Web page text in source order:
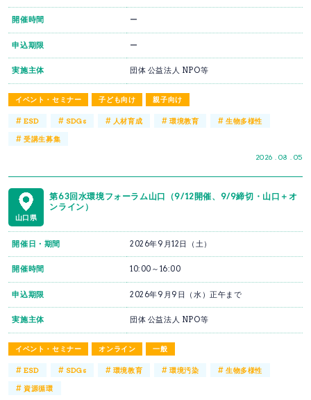
イベント・セミナー 子ども向け 親子向け
2026 . 08 . 05
開催時間 ー
申込期限 ー
実施主体 団体 公益法人 NPO等
#ESD # SDGs # 人材育成 # 環境教育 #生物多様性
#受講生募集
山口県
第63回水環境フォーラム山口（9/12開催、9/9締切・山口＋オ
ンライン）
イベント・セミナー オンライン 一般
開催日・期間 2026年9月12日（土）
開催時間 10:00～16:00
申込期限 2026年9月9日（水）正午まで
実施主体 団体 公益法人 NPO等
#ESD # SDGs # 環境教育 # 環境汚染 #生物多様性
#資源循環